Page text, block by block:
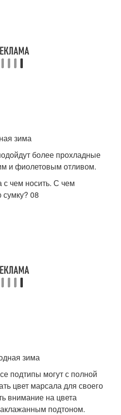
зима
более прохладные
и фиолетовым отливом.
зима
подтипы могут с полной
цвет марсала для своего
внимание на цвета
подтоном.